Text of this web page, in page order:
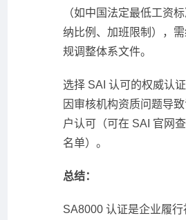
（如中国法定最低工资
纳比例、加班限制），
规调整体系文件。
选择 SAI 认可的权威认
因审核机构资质问题导
户认可（可在 SAI 官网
名单）。
总结：
SA8000 认证是企业履行